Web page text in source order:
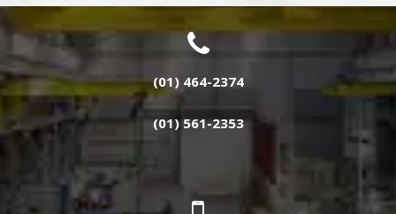
(01) 464-2374
(01) 561-2353